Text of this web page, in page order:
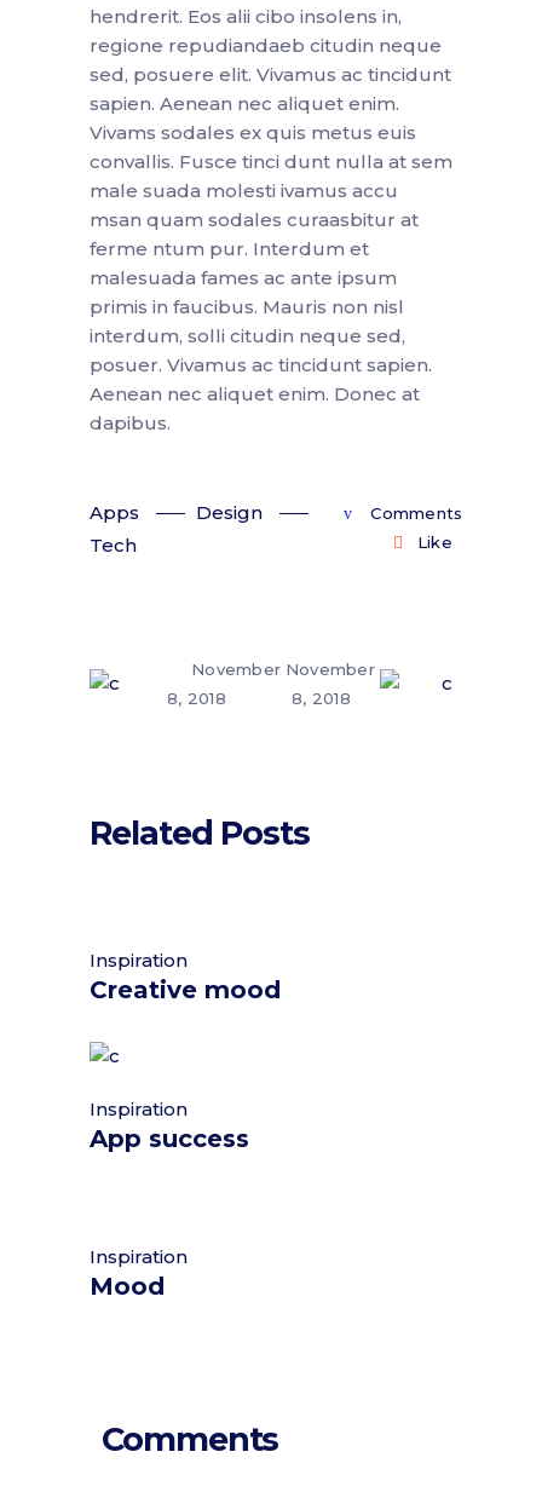
hendrerit. Eos alii cibo insolens in,
regione repudiandaeb citudin neque
sed, posuere elit. Vivamus ac tincidunt
sapien. Aenean nec aliquet enim.
Vivams sodales ex quis metus euis
convallis. Fusce tinci dunt nulla at sem
male suada molesti ivamus accu
msan quam sodales curaasbitur at
ferme ntum pur. Interdum et
malesuada fames ac ante ipsum
primis in faucibus. Mauris non nisl
interdum, solli citudin neque sed,
posuer. Vivamus ac tincidunt sapien.
Aenean nec aliquet enim. Donec at
dapibus.
Apps
Design
Tech
Comments
Like
November
8, 2018
November
8, 2018
Related Posts
Inspiration
Creative mood
Inspiration
App success
Inspiration
Mood
Comments